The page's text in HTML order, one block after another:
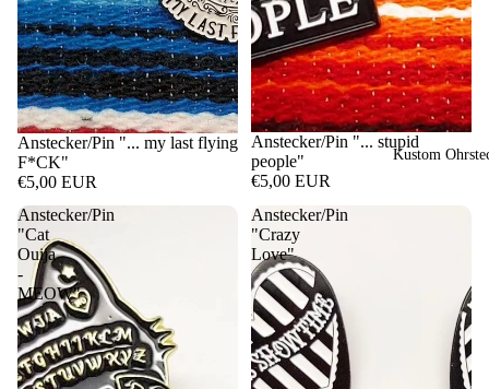
Kustom
Anstecker/Pin "... my last flying
F*CK"
€5,00 EUR
AUSVERKAUFT
Anstecker/Pin "... stupid
people"
€5,00 EUR
Anstecker/Pin
"Cat
Ouija
-
MEOW"
Anstecker/Pin
"Crazy
Love"